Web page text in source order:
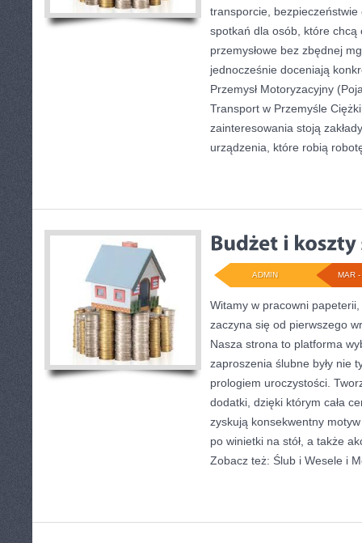
transporcie, bezpieczeństwie
spotkań dla osób, które chcą
przemysłowe bez zbędnej
jednocześnie doceniają
Przemysł Motoryzacyjny
Transport w Przemyśle
zainteresowania stoją
urządzenia, które robią
MAR
ADMIN
Witamy w pracowni
zaczyna się od pierwszego
Nasza strona to platforma
zaproszenia ślubne były nie
prologiem uroczystości.
dodatki, dzięki którym cała
zyskują konsekwentny
po winietki na stół, a także
Zobacz też: Ślub i Wesele i